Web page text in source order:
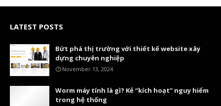
LATEST POSTS
Bứt phá thị trường với thiết kế website xây
dựng chuyên nghiệp
November 13, 2024
Worm máy tính là gì? Kẻ “kích hoạt” nguy hiểm
trong hệ thống